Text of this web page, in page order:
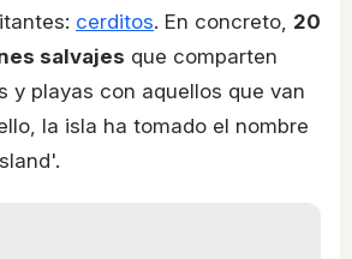
cerditos. En concreto, 20
salvajes que comparten
y playas con aquellos que van
la isla ha tomado el nombre